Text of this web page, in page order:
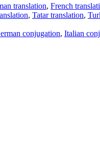
translation, French
, Tatar translation,
conjugation, Italian